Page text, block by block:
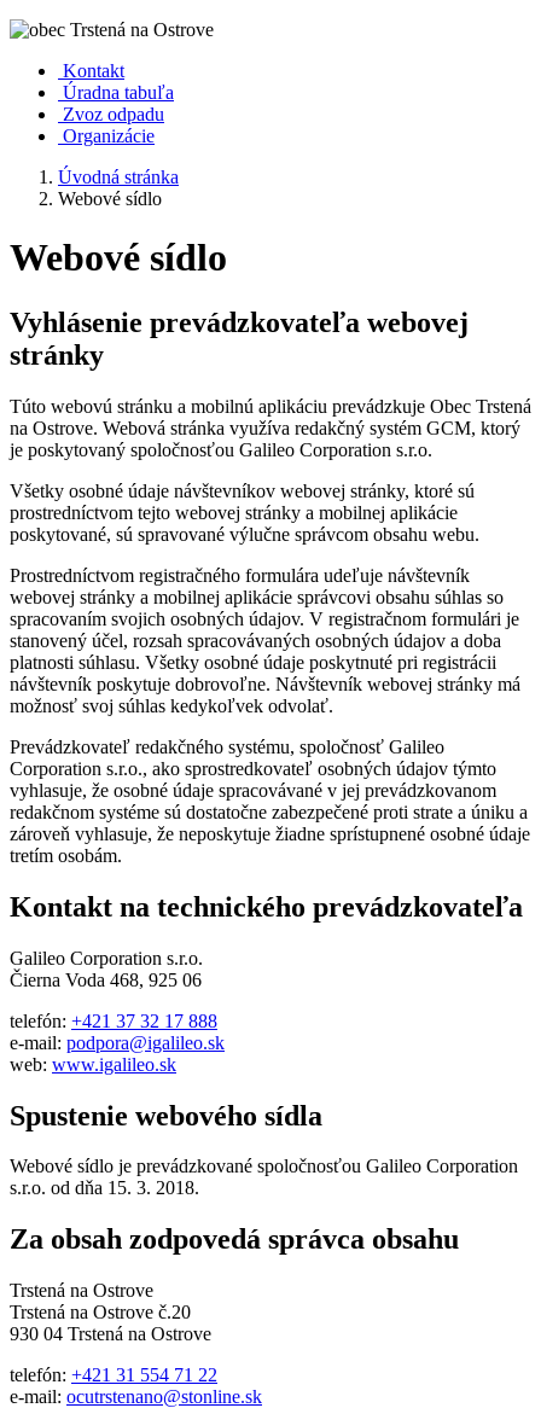
Kontakt
Úradna tabuľa
Zvoz odpadu
Organizácie
Úvodná stránka
Webové sídlo
Webové sídlo
Vyhlásenie prevádzkovateľa webovej
stránky
Túto webovú stránku a mobilnú aplikáciu prevádzkuje Obec Trstená
na Ostrove. Webová stránka využíva redakčný systém GCM, ktorý
je poskytovaný spoločnosťou Galileo Corporation s.r.o.
Všetky osobné údaje návštevníkov webovej stránky, ktoré sú
prostredníctvom tejto webovej stránky a mobilnej aplikácie
poskytované, sú spravované výlučne správcom obsahu webu.
Prostredníctvom registračného formulára udeľuje návštevník
webovej stránky a mobilnej aplikácie správcovi obsahu súhlas so
spracovaním svojich osobných údajov. V registračnom formulári je
stanovený účel, rozsah spracovávaných osobných údajov a doba
platnosti súhlasu. Všetky osobné údaje poskytnuté pri registrácii
návštevník poskytuje dobrovoľne. Návštevník webovej stránky má
možnosť svoj súhlas kedykoľvek odvolať.
Prevádzkovateľ redakčného systému, spoločnosť Galileo
Corporation s.r.o., ako sprostredkovateľ osobných údajov týmto
vyhlasuje, že osobné údaje spracovávané v jej prevádzkovanom
redakčnom systéme sú dostatočne zabezpečené proti strate a úniku a
zároveň vyhlasuje, že neposkytuje žiadne sprístupnené osobné údaje
tretím osobám.
Kontakt na technického prevádzkovateľa
Galileo Corporation s.r.o.
Čierna Voda 468, 925 06
telefón: +421 37 32 17 888
e-mail: podpora@igalileo.sk
web: www.igalileo.sk
Spustenie webového sídla
Webové sídlo je prevádzkované spoločnosťou Galileo Corporation
s.r.o. od dňa 15. 3. 2018.
Za obsah zodpovedá správca obsahu
Trstená na Ostrove
Trstená na Ostrove č.20
930 04 Trstená na Ostrove
telefón: +421 31 554 71 22
e-mail: ocutrstenano@stonline.sk